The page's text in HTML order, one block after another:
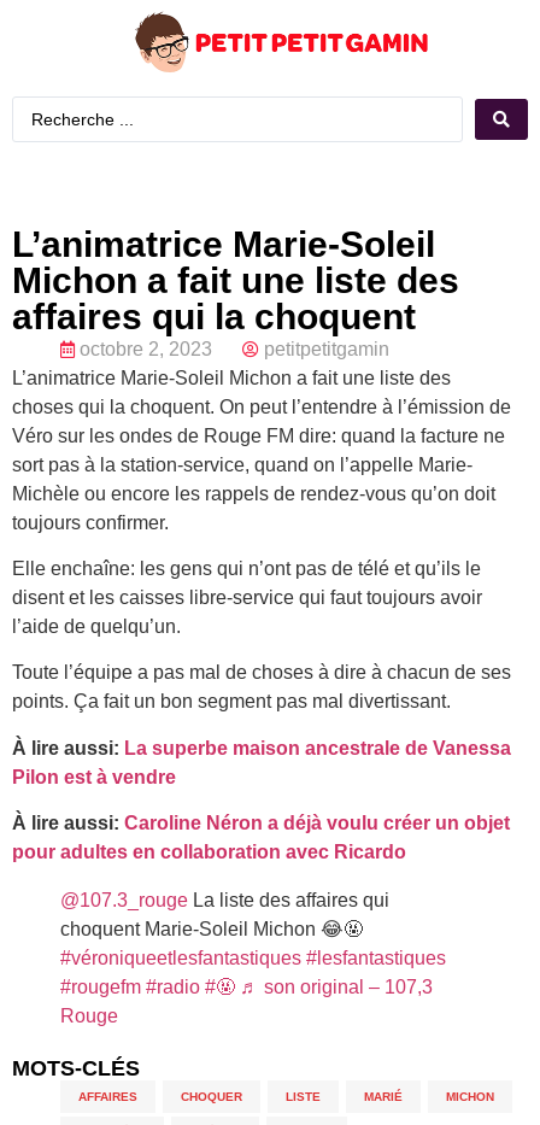
L’animatrice Marie-Soleil
Michon a fait une liste des
affaires qui la choquent
octobre 2, 2023
petitpetitgamin
L’animatrice Marie-Soleil Michon a fait une liste des
choses qui la choquent. On peut l’entendre à l’émission de
Véro sur les ondes de Rouge FM dire: quand la facture ne
sort pas à la station-service, quand on l’appelle Marie-
Michèle ou encore les rappels de rendez-vous qu’on doit
toujours confirmer.
Elle enchaîne: les gens qui n’ont pas de télé et qu’ils le
disent et les caisses libre-service qui faut toujours avoir
l’aide de quelqu’un.
Toute l’équipe a pas mal de choses à dire à chacun de ses
points. Ça fait un bon segment pas mal divertissant.
À lire aussi: La superbe maison ancestrale de Vanessa
Pilon est à vendre
À lire aussi: Caroline Néron a déjà voulu créer un objet
pour adultes en collaboration avec Ricardo
@107.3_rouge La liste des affaires qui
choquent Marie-Soleil Michon 😂🤬
#véroniqueetlesfantastiques #lesfantastiques
#rougefm #radio #🤬 ♬ son original – 107,3
Rouge
MOTS-CLÉS
AFFAIRES CHOQUER LISTE MARIÉ MICHON